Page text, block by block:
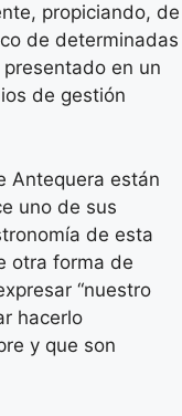
propiciando, de
de determinadas
en un
de gestión
Antequera están
uno de sus
de esta
otra forma de
“nuestro
hacerlo
y que son